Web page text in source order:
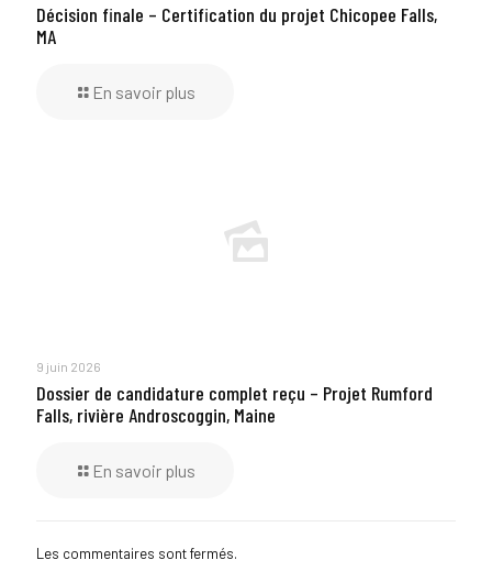
Décision finale – Certification du projet Chicopee Falls,
MA
En savoir plus
9 juin 2026
Dossier de candidature complet reçu – Projet Rumford
Falls, rivière Androscoggin, Maine
En savoir plus
Les commentaires sont fermés.